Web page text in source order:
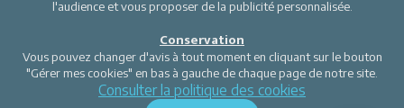
l'audience et vous proposer de la publicité personnalisée.
Conservation
Vous pouvez changer d'avis à tout moment en cliquant sur le bouton
"Gérer mes cookies" en bas à gauche de chaque page de notre site.
Consulter la politique des cookies